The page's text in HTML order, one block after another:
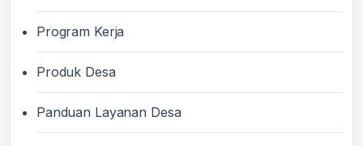
Program Kerja
Produk Desa
Panduan Layanan Desa